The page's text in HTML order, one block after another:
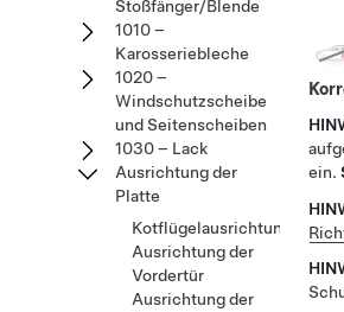
ein.
Stoßfänger/Blende
1010 –
Karosseriebleche
1020 –
Windschutzscheibe
und Seitenscheiben
1030 – Lack
Ausrichtung der
Platte
Kotflügelausrichtung
Ausrichtung der
Vordertür
Ausrichtung der